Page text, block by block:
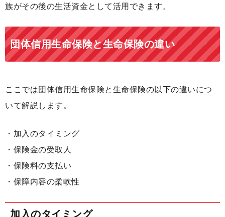
族がその後の生活資金として活用できます。
団体信用生命保険と生命保険の違い
ここでは団体信用生命保険と生命保険の以下の違いにつ
いて解説します。
・加入のタイミング
・保険金の受取人
・保険料の支払い
・保障内容の柔軟性
加入のタイミング